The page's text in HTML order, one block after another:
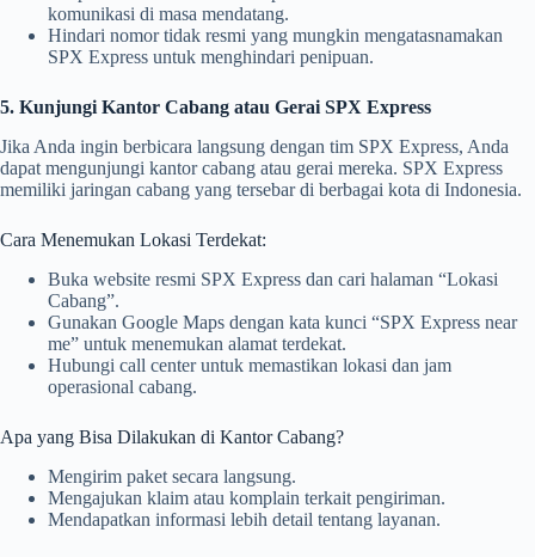
komunikasi di masa mendatang.
Hindari nomor tidak resmi yang mungkin mengatasnamakan
SPX Express untuk menghindari penipuan.
5. Kunjungi Kantor Cabang atau Gerai SPX Express
Jika Anda ingin berbicara langsung dengan tim SPX Express, Anda
dapat mengunjungi kantor cabang atau gerai mereka. SPX Express
memiliki jaringan cabang yang tersebar di berbagai kota di Indonesia.
Cara Menemukan Lokasi Terdekat:
Buka website resmi SPX Express dan cari halaman “Lokasi
Cabang”.
Gunakan Google Maps dengan kata kunci “SPX Express near
me” untuk menemukan alamat terdekat.
Hubungi call center untuk memastikan lokasi dan jam
operasional cabang.
Apa yang Bisa Dilakukan di Kantor Cabang?
Mengirim paket secara langsung.
Mengajukan klaim atau komplain terkait pengiriman.
Mendapatkan informasi lebih detail tentang layanan.